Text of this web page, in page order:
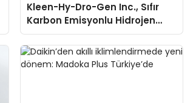
Kleen-Hy-Dro-Gen Inc., Sıfır
Karbon Emisyonlu Hidrojen
Isıtma Teknolojisinde ISO ve
TSSA Düzenleyici Onaylarını
Aldı